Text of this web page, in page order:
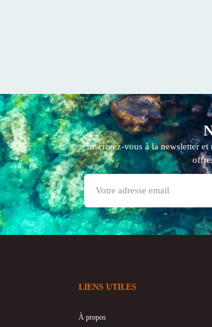
Inscrivez-vous à la newsletter et
LIENS UTILES
À propos